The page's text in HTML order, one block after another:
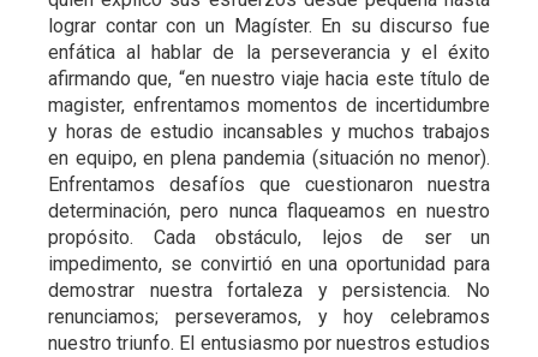
lograr contar con un Magíster. En su discurso fue
enfática al hablar de la perseverancia y el éxito
afirmando que, “en nuestro viaje hacia este título de
magister, enfrentamos momentos de incertidumbre
y horas de estudio incansables y muchos trabajos
en equipo, en plena pandemia (situación no menor).
Enfrentamos desafíos que cuestionaron nuestra
determinación, pero nunca flaqueamos en nuestro
propósito. Cada obstáculo, lejos de ser un
impedimento, se convirtió en una oportunidad para
demostrar nuestra fortaleza y persistencia. No
renunciamos; perseveramos, y hoy celebramos
nuestro triunfo. El entusiasmo por nuestros estudios